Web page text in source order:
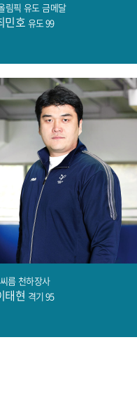
림픽 유도금메달
민호 유도 99
씨름 천하장사
태현 격기 95